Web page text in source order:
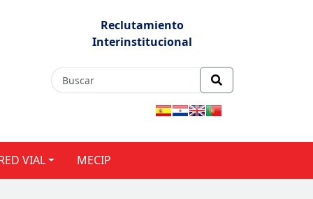
Reclutamiento
Interinstitucional
VIAL MECIP